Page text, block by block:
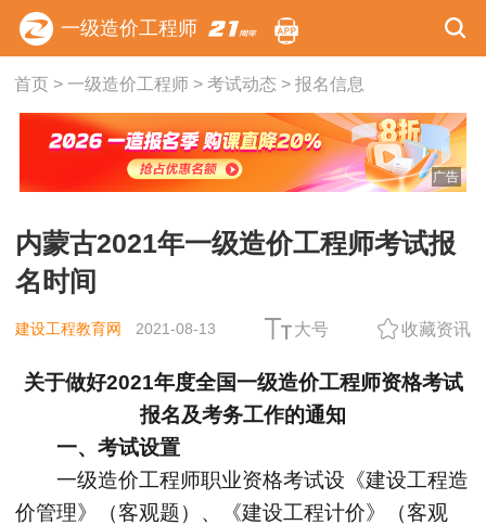
一级造价工程师
首页> 一级造价工程师> 考试动态 > 报名信息
广告
内蒙古2021年一级造价工程师考试报
名时间
建设工程教育网 2021-08-13 大号 收藏资讯
关于做好2021年度全国一级造价工程师资格考试
报名及考务工作的通知
一、考试设置
一级造价工程师职业资格考试设《建设工程造
价管理》（客观题）、《建设工程计价》（客观